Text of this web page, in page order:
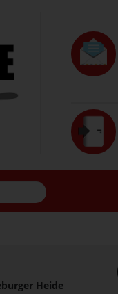
Heide